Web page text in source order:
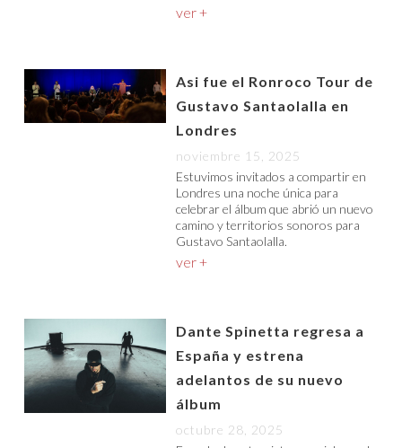
ver +
Asi fue el Ronroco Tour de
Gustavo Santaolalla en
Londres
noviembre 15, 2025
Estuvimos invitados a compartir en
Londres una noche única para
celebrar el álbum que abrió un nuevo
camino y territorios sonoros para
Gustavo Santaolalla.
ver +
Dante Spinetta regresa a
España y estrena
adelantos de su nuevo
álbum
octubre 28, 2025